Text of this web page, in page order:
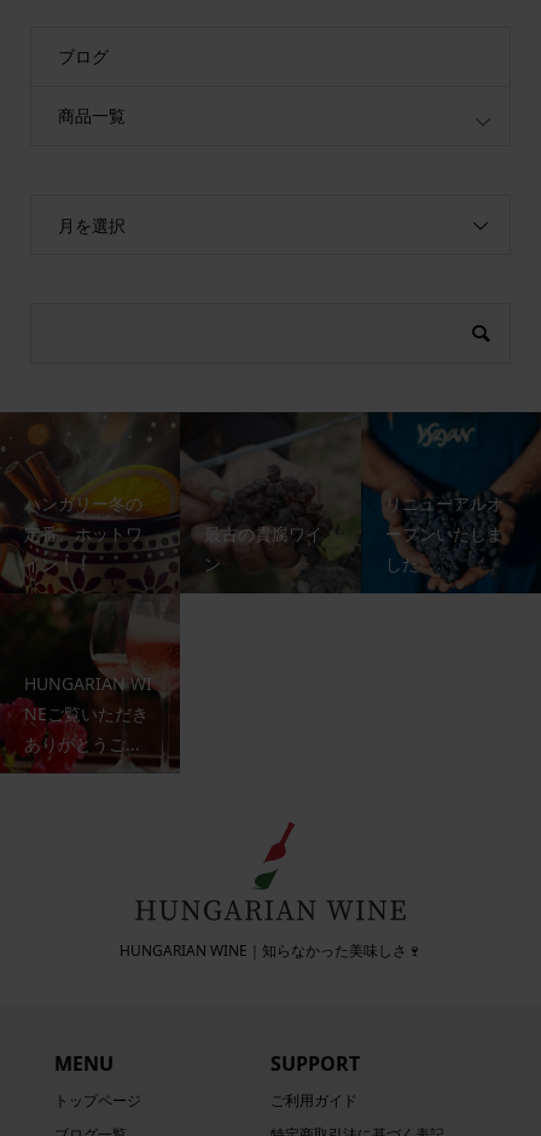
ブログ
商品一覧
月を選択
ハンガリー冬の
定番、ホットワ
イン！！
最古の貴腐ワイ
ン
リニューアルオ
ープンいたしま
した
HUNGARIAN WI
NEご覧いただき
ありがとうご...
HUNGARIAN WINE｜知らなかった美味しさ🍷
MENU
トップページ
SUPPORT
ご利用ガイド